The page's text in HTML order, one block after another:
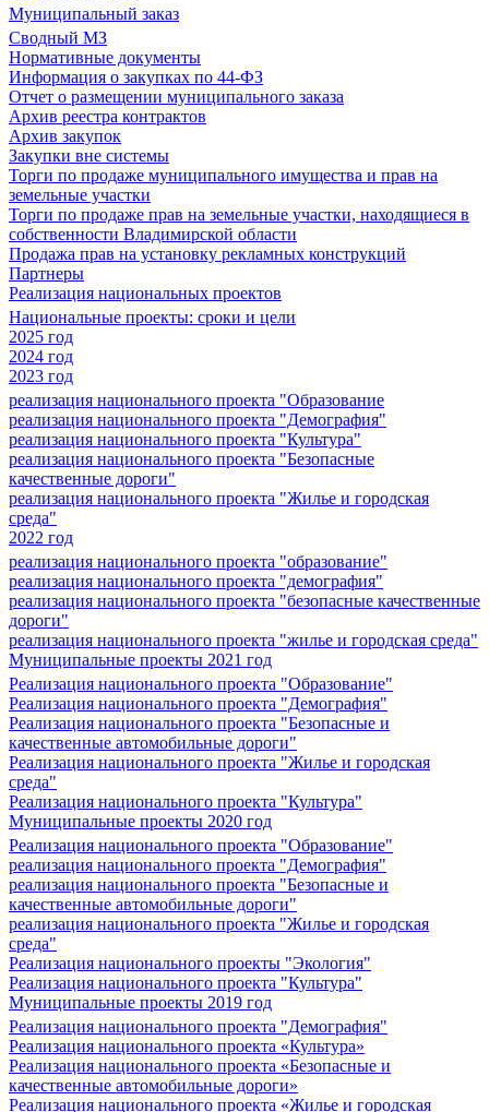
Муниципальный заказ
Сводный МЗ
Нормативные документы
Информация о закупках по 44-ФЗ
Отчет о размещении муниципального заказа
Архив реестра контрактов
Архив закупок
Закупки вне системы
Торги по продаже муниципального имущества и прав на
земельные участки
Торги по продаже прав на земельные участки, находящиеся в
собственности Владимирской области
Продажа прав на установку рекламных конструкций
Партнеры
Реализация национальных проектов
Национальные проекты: сроки и цели
2025 год
2024 год
2023 год
реализация национального проекта "Образование
реализация национального проекта "Демография"
реализация национального проекта "Культура"
реализация национального проекта "Безопасные
качественные дороги"
реализация национального проекта "Жилье и городская
среда"
2022 год
реализация национального проекта "образование"
реализация национального проекта "демография"
реализация национального проекта "безопасные качественные
дороги"
реализация национального проекта "жилье и городская среда"
Муниципальные проекты 2021 год
Реализация национального проекта "Образование"
Реализация национального проекта "Демография"
Реализация национального проекта "Безопасные и
качественные автомобильные дороги"
Реализация национального проекта "Жилье и городская
среда"
Реализация национального проекта "Культура"
Муниципальные проекты 2020 год
Реализация национального проекта "Образование"
реализация национального проекта "Демография"
реализация национального проекта "Безопасные и
качественные автомобильные дороги"
реализация национального проекта "Жилье и городская
среда"
Реализация национального проекты "Экология"
Реализация национального проекта "Культура"
Муниципальные проекты 2019 год
Реализация национального проекта "Демография"
Реализация национального проекта «Культура»
Реализация национального проекта «Безопасные и
качественные автомобильные дороги»
Реализация национального проекта «Жилье и городская